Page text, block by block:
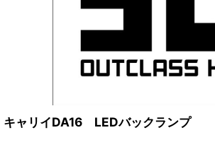
キャリイDA16 LEDバックランプ